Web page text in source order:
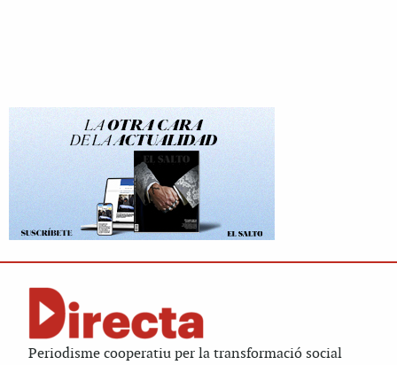
Periodisme cooperatiu per la transformació social